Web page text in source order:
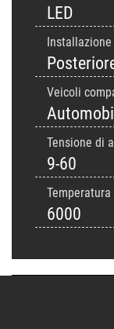
LED
Installazione
Veicoli
Tensione di
9-60
6000